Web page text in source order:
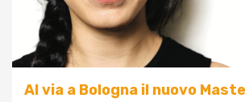
Al via a Bologna il nuovo